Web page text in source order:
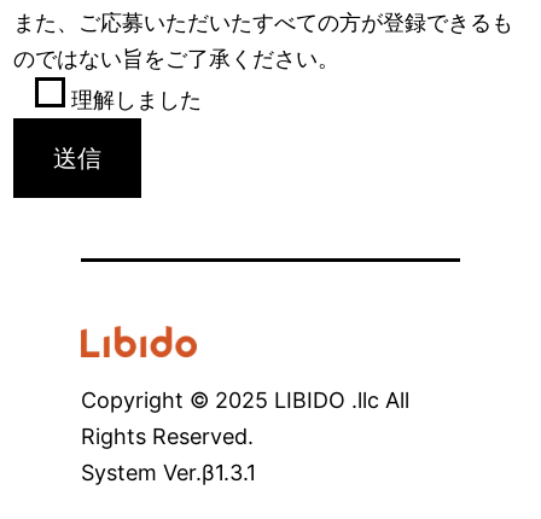
また、ご応募いただいたすべての方が登録できるも
のではない旨をご了承ください。
理解しました
Copyright © 2025 LIBIDO .llc All
Rights Reserved.
System Ver.β1.3.1